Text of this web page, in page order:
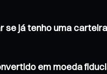
se já tenho uma
em moeda